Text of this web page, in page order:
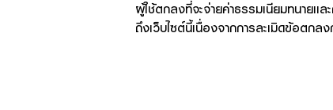
ผู้ใช้ตกลงที่จะจ่ายค่าธรรมเนียมทนายแ
ถึงเว็บไซต์นี้เนื่องจากการละเมิดข้อตกลง